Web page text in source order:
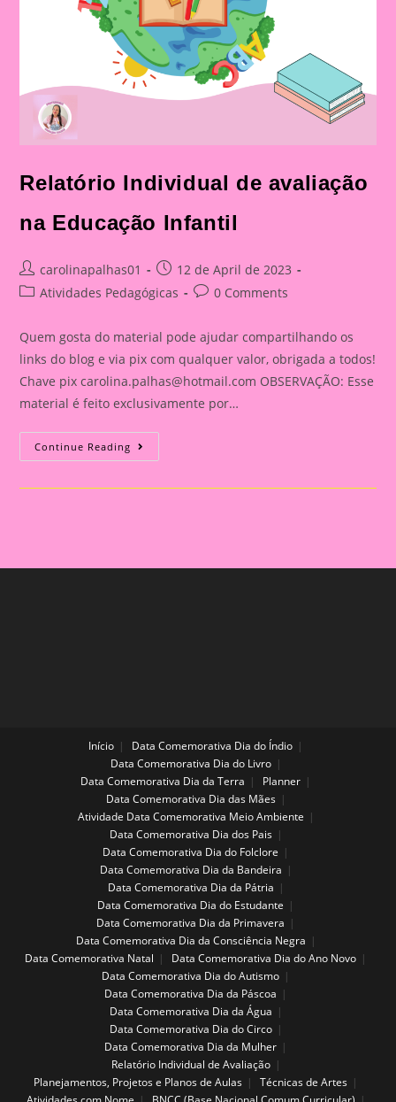
Relatório Individual de avaliação
na Educação Infantil
Post
author:
carolinapalhas01
Post
published:
12 de April de 2023
PostAtividades Pedagógicas
Post0 Comments
Quem gosta do material pode ajudar compartilhando os
links do blog e via pix com qualquer valor, obrigada a todos!
Chave pixcarolina.palhas@hotmail.com OBSERVAÇÃO: Esse
material é feito exclusivamente por…
Continue Reading Relatório
Individual
Avaliação
Início
Data Comemorativa Dia do Índio
Data Comemorativa Dia do Livro
Data Comemorativa Dia da Terra
Planner
Data Comemorativa Dia das Mães
Atividade Data Comemorativa Meio Ambiente
Data Comemorativa Dia dos Pais
Data Comemorativa Dia do Folclore
Data Comemorativa Dia da Bandeira
Data Comemorativa Dia da Pátria
Data Comemorativa Dia do Estudante
Data Comemorativa Dia da Primavera
Data Comemorativa Dia da Consciência Negra
Data Comemorativa Natal
Data Comemorativa Dia do Ano Novo
Data Comemorativa Dia do Autismo
Data Comemorativa Dia da Páscoa
Data Comemorativa Dia da Água
Data Comemorativa Dia do Circo
Data Comemorativa Dia da Mulher
Relatório Individual de Avaliação
Planejamentos, Projetos e Planos de Aulas
Técnicas de Artes